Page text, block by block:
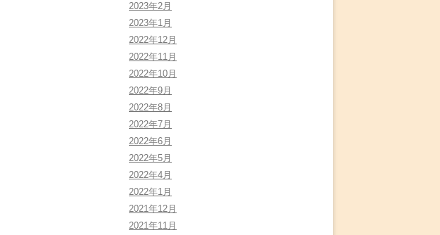
2023年2月
2023年1月
2022年12月
2022年11月
2022年10月
2022年9月
2022年8月
2022年7月
2022年6月
2022年5月
2022年4月
2022年1月
2021年12月
2021年11月